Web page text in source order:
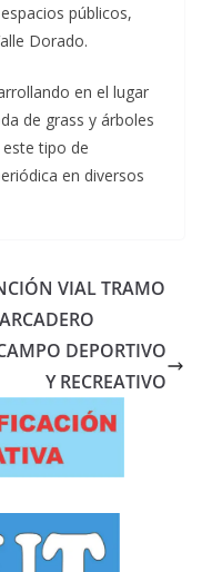
públicos,
Dorado.
en el lugar
de grass y árboles
tipo de
en diversos
VIAL TRAMO
DEPORTIVO
Y RECREATIVO